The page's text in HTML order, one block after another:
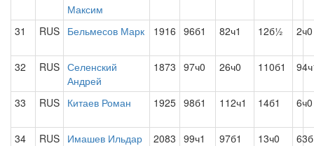
Максим
31 RUS Бельмесов Марк 1916 96б1 82ч1 12б½ 2ч0
32 RUS Селенский
Андрей
1873 97ч0 26ч0 110б1
33 RUS Китаев Роман 1925 98б1 112ч1 14б1 6ч0
34 RUS Имашев Ильдар 2083 99ч1 97б1 13ч0